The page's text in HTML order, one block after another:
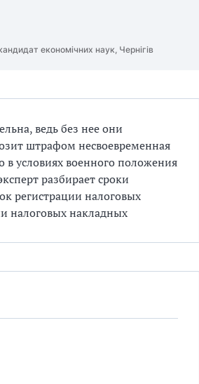
економічних наук, Чернігів
ведь без нее они
штрафом несвоевременная
в условиях военного положения
разбирает сроки
регистрации налоговых
налоговых накладных